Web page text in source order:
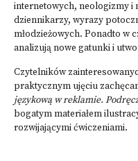
internetowych, neologizmy i
dziennikarzy, wyrazy
młodzieżowych. Ponadto w
analizują nowe gatunki i
Czytelników
praktycznym ujęciu
językową w reklamie.
bogatym materiałem
rozwijającymi ćwiczeniami.